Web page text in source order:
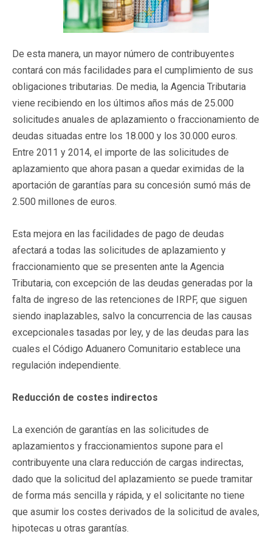
De esta manera, un mayor número de contribuyentes
contará con más facilidades para el cumplimiento de sus
obligaciones tributarias. De media, la Agencia Tributaria
viene recibiendo en los últimos años más de 25.000
solicitudes anuales de aplazamiento o fraccionamiento de
deudas situadas entre los 18.000 y los 30.000 euros.
Entre 2011 y 2014, el importe de las solicitudes de
aplazamiento que ahora pasan a quedar eximidas de la
aportación de garantías para su concesión sumó más de
2.500 millones de euros.
Esta mejora en las facilidades de pago de deudas
afectará a todas las solicitudes de aplazamiento y
fraccionamiento que se presenten ante la Agencia
Tributaria, con excepción de las deudas generadas por la
falta de ingreso de las retenciones de IRPF, que siguen
siendo inaplazables, salvo la concurrencia de las causas
excepcionales tasadas por ley, y de las deudas para las
cuales el Código Aduanero Comunitario establece una
regulación independiente.
Reducción de costes indirectos
La exención de garantías en las solicitudes de
aplazamientos y fraccionamientos supone para el
contribuyente una clara reducción de cargas indirectas,
dado que la solicitud del aplazamiento se puede tramitar
de forma más sencilla y rápida, y el solicitante no tiene
que asumir los costes derivados de la solicitud de avales,
hipotecas u otras garantías.